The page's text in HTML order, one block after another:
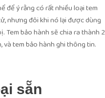
để ý rằng có rất nhiều loại tem
nhưng đôi khi nó lại được dùng
bảo hành sẽ chia ra thành 2
và tem bảo hành ghi thông tin.
sẵn